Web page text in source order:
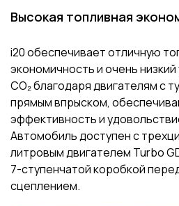
Высокая топливная
i20 обеспечивает отличную
экономичность и очень
CO₂ благодаря двигателям с
прямым впрыском,
эффективность и
Автомобиль доступен с
литровым двигателем Turbo
7-ступенчатой коробкой
сцеплением.